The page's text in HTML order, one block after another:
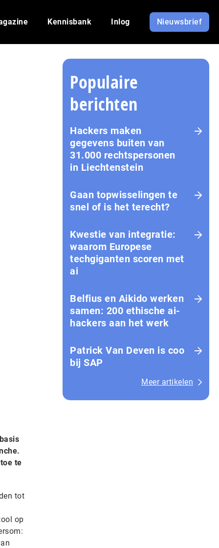
Kennisbank Inlog Nieuwsbrief
te
tot
op
Populaire
berichten
Hackers maken
gegevens buiten van
31.000 rechtspersonen
in Liechtenstein
Gaan topwisselingen te
snel of is het terecht?
Kwestie van integratie:
waarom Europese
techgiganten scoren met
ai
Belfius en Aikido werken
samen: 200 ethische ai-
hackers aan het werk
Patrick Van Deven is coo
bij SAP
Meer artikelen